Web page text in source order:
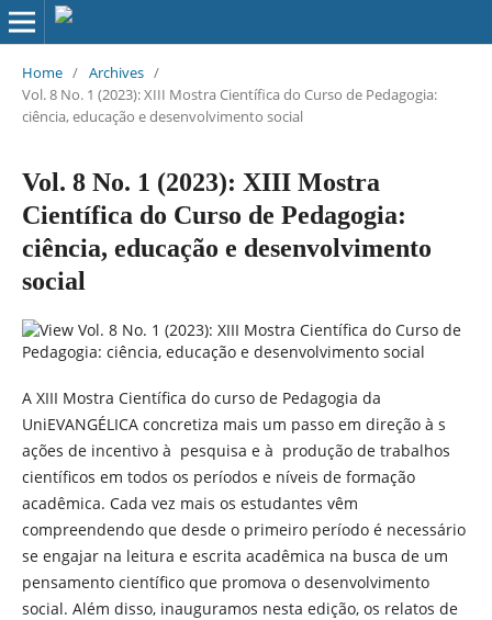
Home / Archives /
Vol. 8 No. 1 (2023): XIII Mostra Científica do Curso de Pedagogia:
ciência, educação e desenvolvimento social
Vol. 8 No. 1 (2023): XIII Mostra
Científica do Curso de Pedagogia:
ciência, educação e desenvolvimento
social
A XIII Mostra Científica do curso de Pedagogia da
UniEVANGÉLICA concretiza mais um passo em direção à s
ações de incentivo à pesquisa e à produção de trabalhos
científicos em todos os períodos e níveis de formação
acadêmica. Cada vez mais os estudantes vêm
compreendendo que desde o primeiro período é necessário
se engajar na leitura e escrita acadêmica na busca de um
pensamento científico que promova o desenvolvimento
social. Além disso, inauguramos nesta edição, os relatos de